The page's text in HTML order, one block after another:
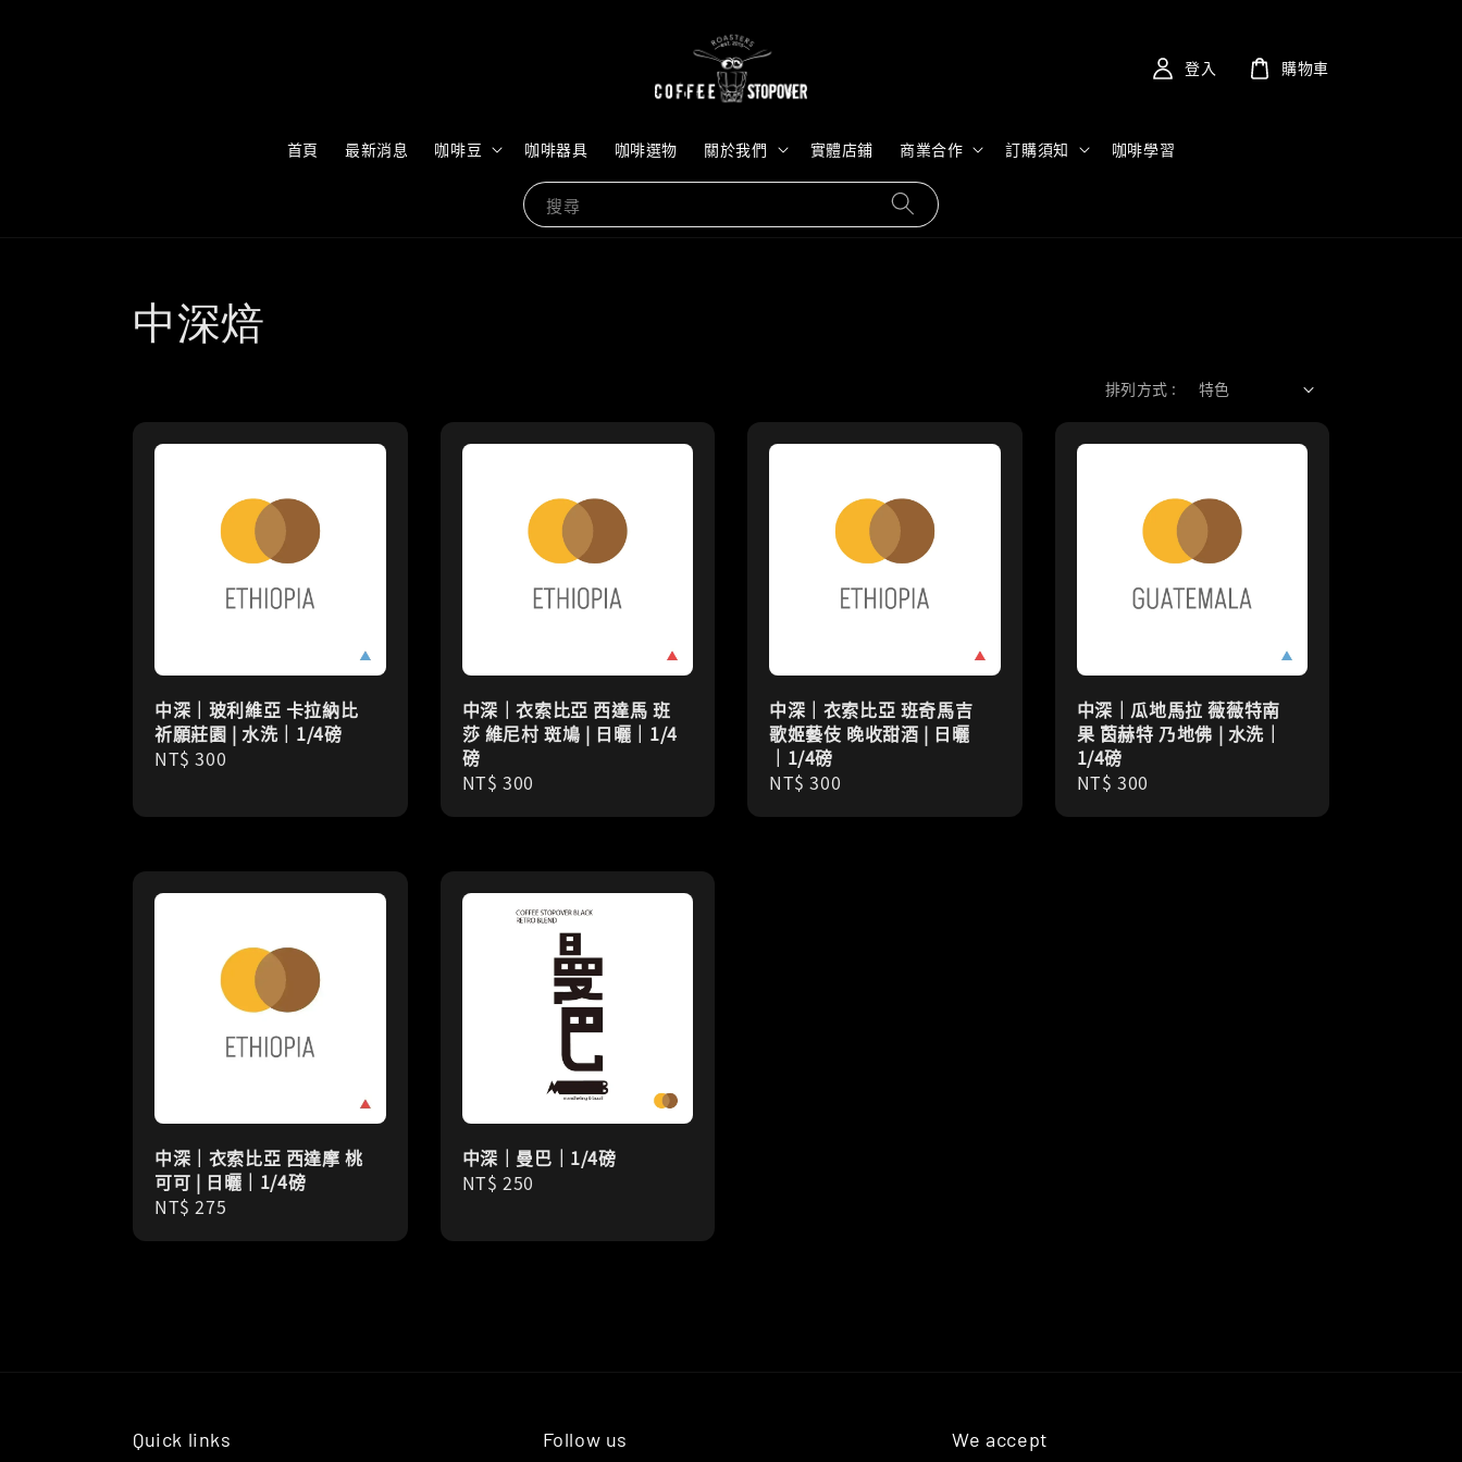
搜尋
首頁 最新消息 咖啡豆 咖啡器具 咖啡選物 關於我們 實體店鋪 商業合作 訂購須知 咖啡學習
登入 購物車
中深焙
排列方式 :
中深｜玻利維亞 卡拉納比
祈願莊園 | 水洗｜1/4磅
Regular
NT$ 300
中深｜衣索比亞 西達馬 班
莎 維尼村 斑鳩 | 日曬｜1/4
磅
Regular
NT$ 300
中深｜衣索比亞 班奇馬吉
歌姬藝伎 晚收甜酒 | 日曬
｜1/4磅
Regular
NT$ 300
中深｜瓜地馬拉 薇薇特南
果 茵赫特 乃地佛 | 水洗｜
1/4磅
Regular
NT$ 300
中深｜衣索比亞 西達摩 桃
可可 | 日曬｜1/4磅
Regular
NT$ 275
中深｜曼巴｜1/4磅
Regular
NT$ 250
Quick links Follow us We accept